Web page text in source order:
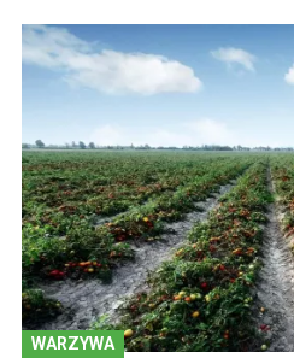
WARZYWA